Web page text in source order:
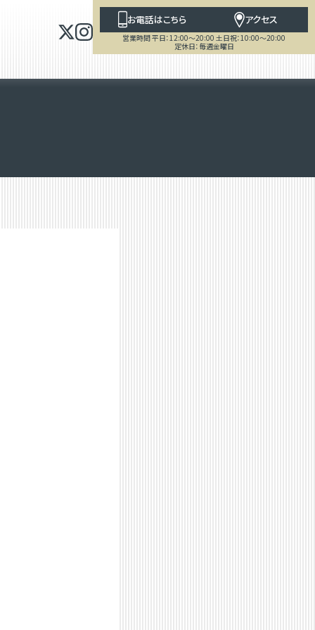
お電話はこちら アクセス
営業時間 平日：12:00～20:00 土日祝：10:00～20:00
定休日：毎週金曜日